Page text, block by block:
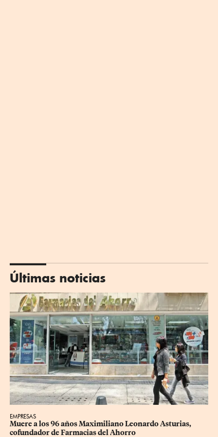
Últimas noticias
EMPRESAS
Muere a los 96 años Maximiliano Leonardo Asturias,
cofundador de Farmacias del Ahorro